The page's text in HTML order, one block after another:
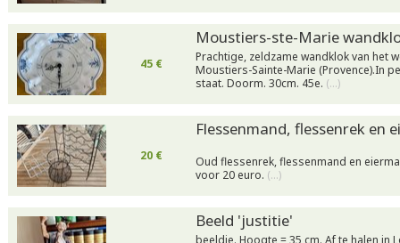
45 €
Moustiers-ste-Marie
Prachtige, zeldzame wandklok van het
Moustiers-Sainte-Marie (Provence).In
staat. Doorm. 30cm. 45e. (…)
20 €
Flessenmand, flessenrek en
Oud flessenrek, flessenmand en
voor 20 euro. (…)
Beeld 'justitie'
beeldje. Hoogte = 35 cm. Af te halen in